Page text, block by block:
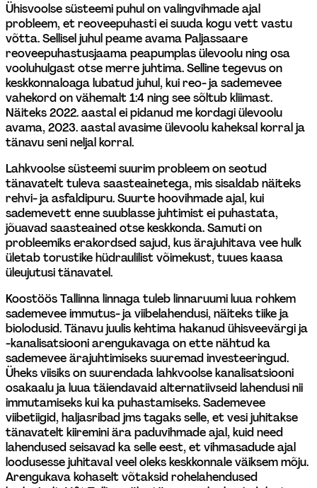
Ühisvoolse süsteemi puhul on valingvihmade ajal
probleem, et reoveepuhasti ei suuda kogu vett vastu
võtta. Sellisel juhul peame avama Paljassaare
reoveepuhastusjaama peapumplas ülevoolu ning osa
vooluhulgast otse merre juhtima. Selline tegevus on
keskkonnaloaga lubatud juhul, kui reo- ja sademevee
vahekord on vähemalt 1:4 ning see sõltub kliimast.
Näiteks 2022. aastal ei pidanud me kordagi ülevoolu
avama, 2023. aastal avasime ülevoolu kaheksal korral ja
tänavu seni neljal korral.
Lahkvoolse süsteemi suurim probleem on seotud
tänavatelt tuleva saasteainetega, mis sisaldab näiteks
rehvi- ja asfaldipuru. Suurte hoovihmade ajal, kui
sademevett enne suublasse juhtimist ei puhastata,
jõuavad saasteained otse keskkonda. Samuti on
probleemiks erakordsed sajud, kus ärajuhitava vee hulk
ületab torustike hüdraulilist võimekust, tuues kaasa
üleujutusi tänavatel.
Koostöös Tallinna linnaga tuleb linnaruumi luua rohkem
sademevee immutus- ja viibelahendusi, näiteks tiike ja
biolodusid. Tänavu juulis kehtima hakanud ühisveevärgi ja
-kanalisatsiooni arengukavaga on ette nähtud ka
sademevee ärajuhtimiseks suuremad investeeringud.
Üheks viisiks on suurendada lahkvoolse kanalisatsiooni
osakaalu ja luua täiendavaid alternatiivseid lahendusi nii
immutamiseks kui ka puhastamiseks. Sademevee
viibetiigid, haljasribad jms tagaks selle, et vesi juhitakse
tänavatelt kiiremini ära paduvihmade ajal, kuid need
lahendused seisavad ka selle eest, et vihmasadude ajal
loodusesse juhitaval veel oleks keskkonnale väiksem mõju.
Arengukava kohaselt võtaksid rohelahendused